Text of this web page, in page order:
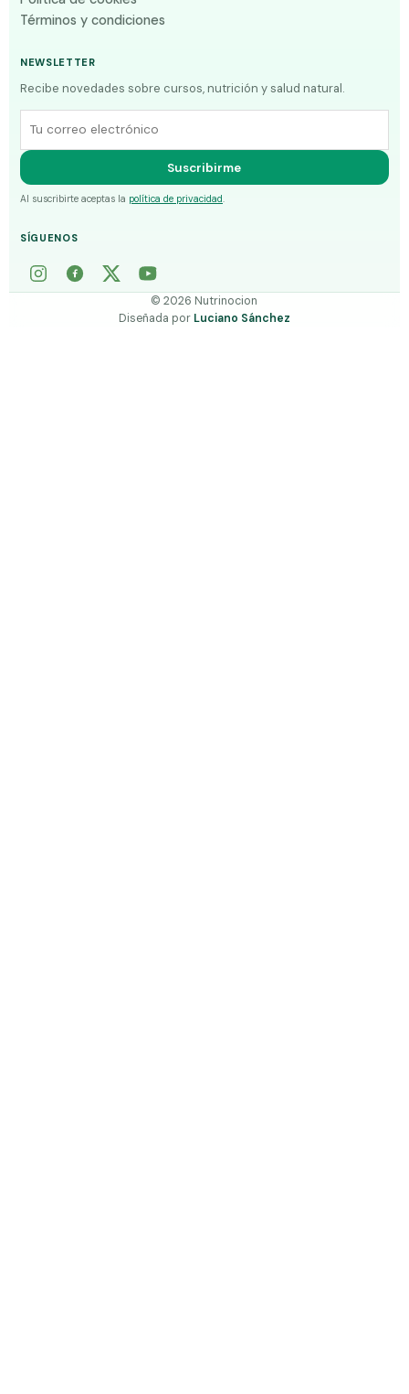
Términos y condiciones
NEWSLETTER
Recibe novedades sobre cursos, nutrición y salud natural.
Suscribirme
Al suscribirte aceptas la política de privacidad.
SÍGUENOS
©2026 Nutrinocion
Diseñada por Luciano Sánchez